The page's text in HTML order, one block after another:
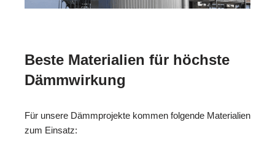
Beste Materialien für höchste
Dämmwirkung
Für unsere Dämmprojekte kommen folgende Materialien
zum Einsatz: